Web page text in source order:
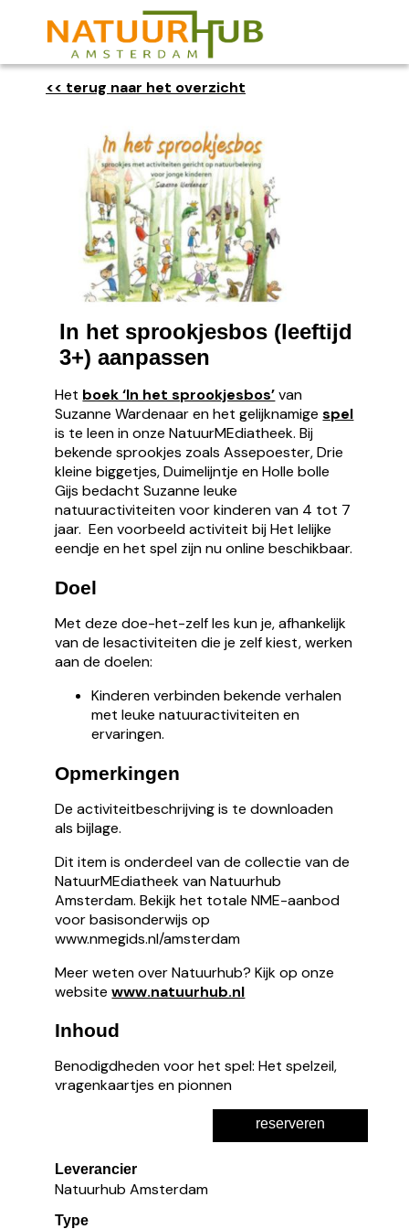
<< terug naar het overzicht
In het sprookjesbos (leeftijd
3+) aanpassen
Het boek ‘In het sprookjesbos’van
Suzanne Wardenaar en het gelijknamigespel
is te leen in onze NatuurMEdiatheek. Bij
bekende sprookjes zoals Assepoester, Drie
kleine biggetjes, Duimelijntje en Holle bolle
Gijs bedacht Suzanne leuke
natuuractiviteiten voor kinderen van 4 tot 7
jaar. Een voorbeeld activiteit bij Het lelijke
eendje en het spel zijn nu online beschikbaar.
Doel
Met deze doe-het-zelf les kun je, afhankelijk
van de lesactiviteiten die je zelf kiest, werken
aan de doelen:
Kinderen verbinden bekende verhalen
met leuke natuuractiviteiten en
ervaringen.
Opmerkingen
De activiteitbeschrijving is te downloaden
als bijlage.
Dit item is onderdeel van de collectie van de
NatuurMEdiatheek van Natuurhub
Amsterdam. Bekijk het totale NME-aanbod
voor basisonderwijs op
www.nmegids.nl/amsterdam
Meer weten over Natuurhub? Kijk op onze
websitewww.natuurhub.nl
Inhoud
Benodigdheden voor het spel: Het spelzeil,
vragenkaartjes en pionnen
reserveren
Leverancier
Natuurhub Amsterdam
Type